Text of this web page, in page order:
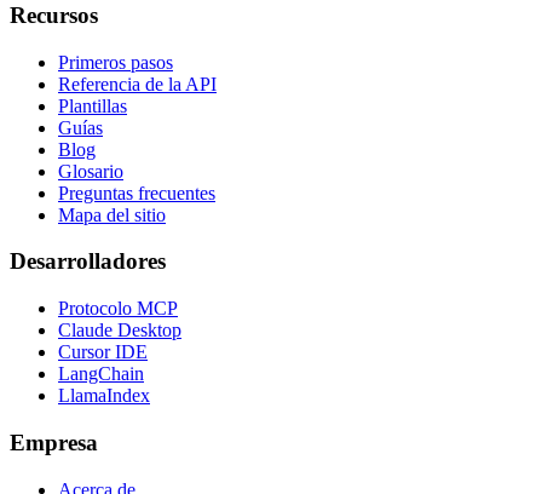
Recursos
Primeros pasos
Referencia de la API
Plantillas
Guías
Blog
Glosario
Preguntas frecuentes
Mapa del sitio
Desarrolladores
Protocolo MCP
Claude Desktop
Cursor IDE
LangChain
LlamaIndex
Empresa
Acerca de